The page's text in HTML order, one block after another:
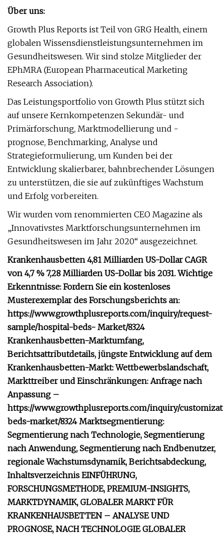
Über uns:
Growth Plus Reports ist Teil von GRG Health, einem
globalen Wissensdienstleistungsunternehmen im
Gesundheitswesen. Wir sind stolze Mitglieder der
EPhMRA (European Pharmaceutical Marketing
Research Association).
Das Leistungsportfolio von Growth Plus stützt sich
auf unsere Kernkompetenzen Sekundär- und
Primärforschung, Marktmodellierung und -
prognose, Benchmarking, Analyse und
Strategieformulierung, um Kunden bei der
Entwicklung skalierbarer, bahnbrechender Lösungen
zu unterstützen, die sie auf zukünftiges Wachstum
und Erfolg vorbereiten.
Wir wurden vom renommierten CEO Magazine als
„Innovativstes Marktforschungsunternehmen im
Gesundheitswesen im Jahr 2020“ ausgezeichnet.
Krankenhausbetten 4,81 Milliarden US-Dollar CAGR
von 4,7 % 7,28 Milliarden US-Dollar bis 2031. Wichtige
Erkenntnisse: Fordern Sie ein kostenloses
Musterexemplar des Forschungsberichts an:
https://www.growthplusreports.com/inquiry/request-
sample/hospital-beds- Market/8324
Krankenhausbetten-Marktumfang,
Berichtsattributdetails, jüngste Entwicklung auf dem
Krankenhausbetten-Markt: Wettbewerbslandschaft,
Markttreiber und Einschränkungen: Anfrage nach
Anpassung –
https://www.growthplusreports.com/inquiry/
beds-market/8324 Marktsegmentierung:
Segmentierung nach Technologie, Segmentierung
nach Anwendung, Segmentierung nach Endbenutzer,
regionale Wachstumsdynamik, Berichtsabdeckung,
Inhaltsverzeichnis EINFÜHRUNG,
FORSCHUNGSMETHODE, PREMIUM-INSIGHTS,
MARKTDYNAMIK, GLOBALER MARKT FÜR
KRANKENHAUSBETTEN – ANALYSE UND
PROGNOSE, NACH TECHNOLOGIE GLOBALER